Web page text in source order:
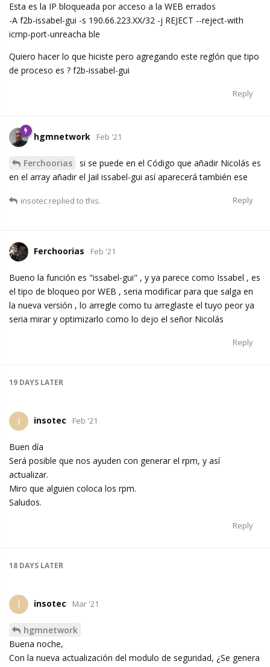
Esta es la IP bloqueada por acceso a la WEB errados
-A f2b-issabel-gui -s 190.66.223.XX/32 -j REJECT --reject-with
icmp-port-unreacha ble
Quiero hacer lo que hiciste pero agregando este reglón que tipo
de proceso es ? f2b-issabel-gui
Reply
hgmnetwork Feb '21
Ferchoorias
si se puede en el Código que añadir Nicolás es
en el array añadir el Jail issabel-gui así aparecerá también ese
Reply
insotec replied to this.
Ferchoorias Feb '21
Bueno la función es "issabel-gui" , y ya parece como Issabel , es
el tipo de bloqueo por WEB , seria modificar para que salga en
la nueva versión , lo arregle como tu arreglaste el tuyo peor ya
seria mirar y optimizarlo como lo dejo el señor Nicolás
Reply
19 DAYS LATER
I insotec Feb '21
Buen día
Será posible que nos ayuden con generar el rpm, y así
actualizar.
Miro que alguien coloca los rpm.
Saludos.
Reply
18 DAYS LATER
I insotec Mar '21
hgmnetwork
Buena noche,
Con la nueva actualización del modulo de seguridad, ¿Se genera